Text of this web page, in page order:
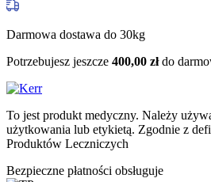
Darmowa dostawa do 30kg
Potrzebujesz jeszcze 400,00 złdo
To jest produkt medyczny. Należy
użytkowania lub etykietą. Zgodnie z
Produktów Leczniczych
Bezpieczne płatności obsługuje